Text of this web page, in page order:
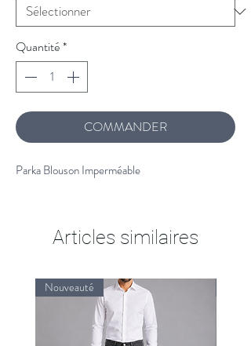
Quantité*
COMMANDER
Parka Blouson Imperméable
Articles similaires
Nouveauté